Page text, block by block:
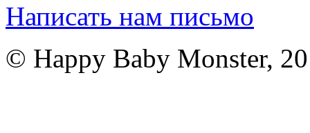
Написать нам письмо
© Happy Baby Monster,